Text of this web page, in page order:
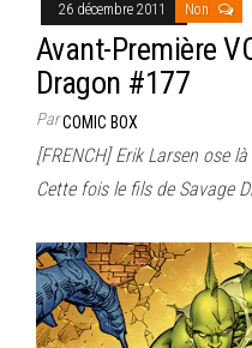
26 décembre 2011 Non
Avant-Première
Dragon #177
ParCOMIC BOX
[FRENCH] Erik Larsen ose
Cette fois le fils de Savage